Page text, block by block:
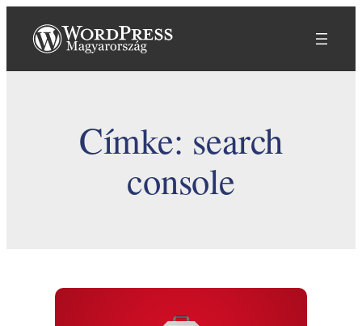
tartalomhoz
Címke: search
console